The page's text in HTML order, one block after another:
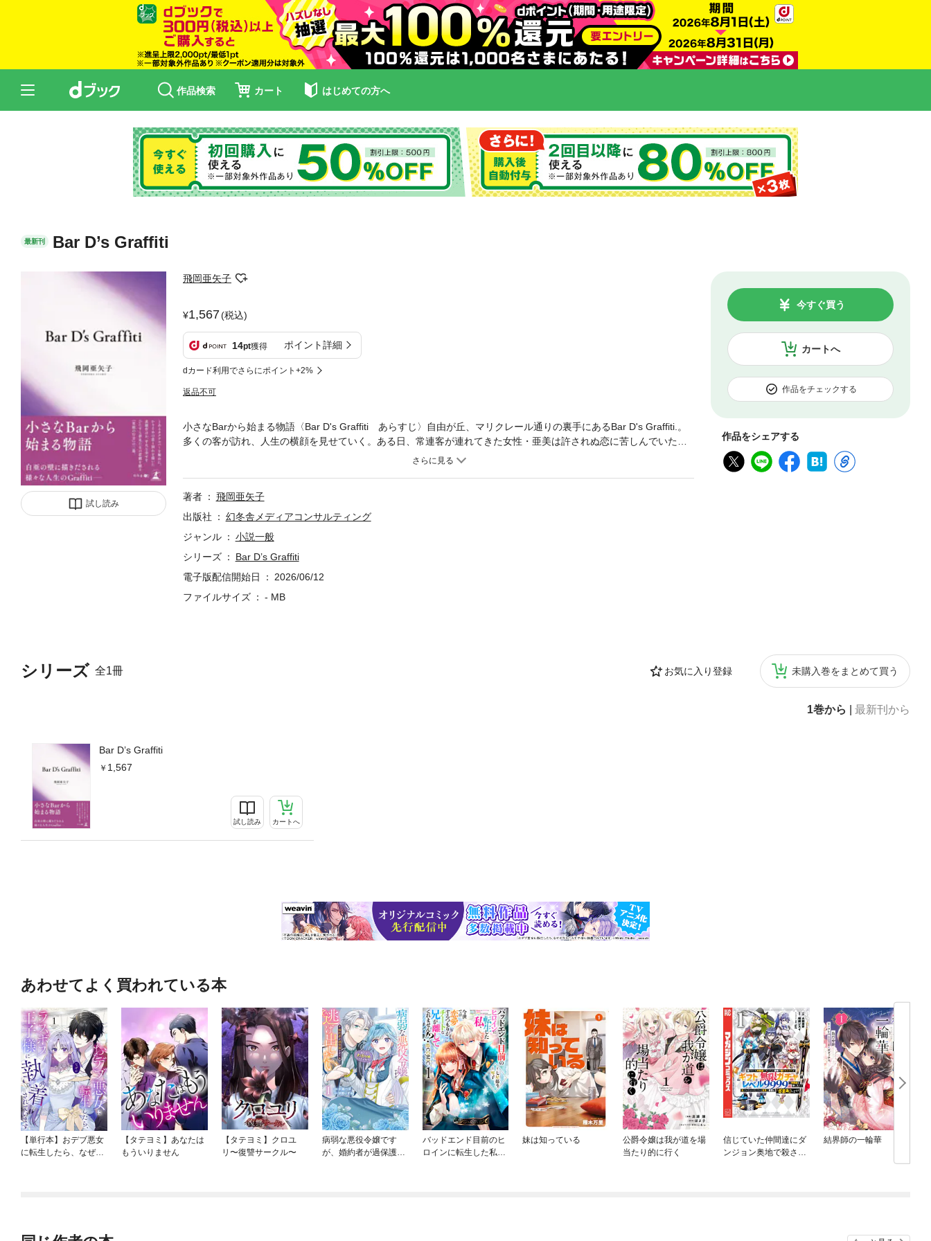
作品検索 カート はじめての方へ
最新刊 Bar D’s Graffiti
試し読み
飛岡亜矢子
1,567(税込)
14pt獲得 ポイント詳細
dカード利用でさらにポイント+2%
返品不可
カートへ
今すぐ買う
作品をチェックする
作品をシェアする
シリーズ 全1冊 お気に入り登録 未購入巻をまとめて買う
1巻から 最新刊から
Bar D’s Graffiti
1,567
試し読み カートへ
小さなBarから始まる物語〈Bar D's Graffiti あらすじ〉自由が丘、マリクレール通りの裏手にあるBar D's Graffiti.。
多くの客が訪れ、人生の横顔を見せていく。ある日、常連客が連れてきた女性・亜美は許されぬ恋に苦しんでいた。
「次の人生では、あの人にとって無標な存在になりたい」と謎めいた言葉を呟く彼女に、なぜかマスターである
著者
飛岡亜矢子
出版社
幻冬舎メディアコンサルティング
ジャンル
小説一般
シリーズ
Bar D’s Graffiti
電子版配信開始日
2026/06/12
ファイルサイズ
- MB
あわせてよく買われている本
【単行本】おデブ悪女
に転生したら、なぜか
【タテヨミ】あなたは
もういりません
【タテヨミ】クロユ
リ〜復讐サークル〜
病弱な悪役令嬢です
が、婚約者が過保護す
バッドエンド目前のヒ
ロインに転生した私、
妹は知っている
公爵令嬢は我が道を場
当たり的に行く
信じていた仲間達にダ
ンジョン奥地で殺され
結界師の一輪華